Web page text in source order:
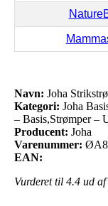
Navn: Joha
Kategori: Joha
– Basis,Strømper –
Producent: Joha
Varenummer:
EAN:
Vurderet til 4.4 ud af